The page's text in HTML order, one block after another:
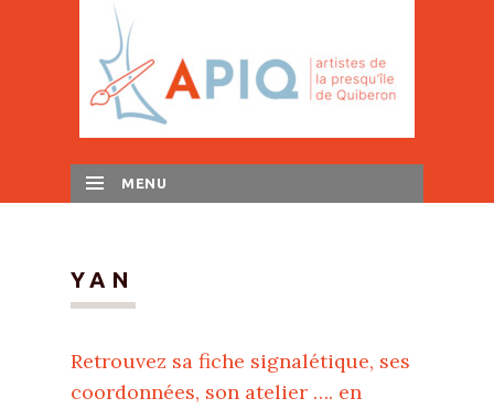
MENU
YAN
Retrouvez sa fiche signalétique, ses
coordonnées, son atelier …. en